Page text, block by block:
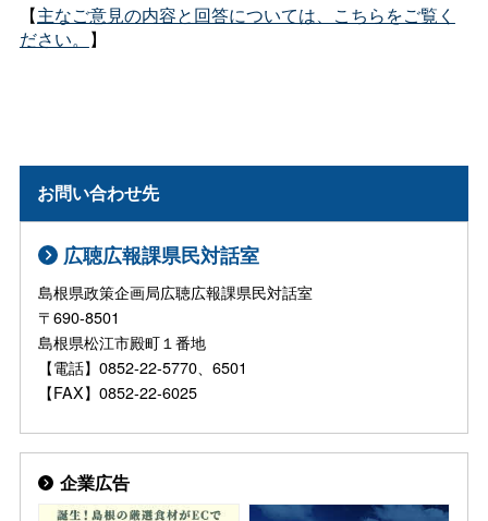
【主なご意見の内容と回答については、こちらをご覧く
ださい。 】
お問い合わせ先
広聴広報課県民対話室
島根県政策企画局広聴広報課県民対話室
〒690-8501
島根県松江市殿町１番地
【電話】0852-22-5770、6501
【FAX】0852-22-6025
企業広告